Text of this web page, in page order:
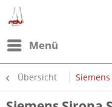
Menü
Übersicht Siemens